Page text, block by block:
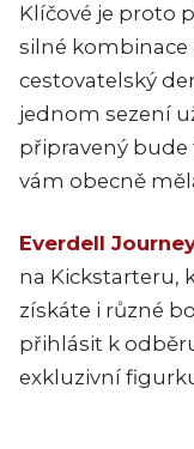
Klíčové je proto
silné kombinace
cestovatelský
jednom sezení
připravený bude
vám obecně
Everdell
na Kickstarteru,
získáte i různé
přihlásit k
exkluzivní